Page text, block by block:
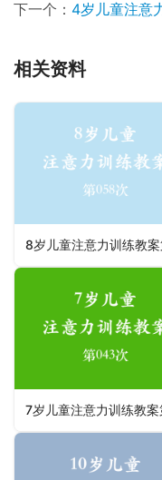
下一个： 4岁儿童注意
相关资料